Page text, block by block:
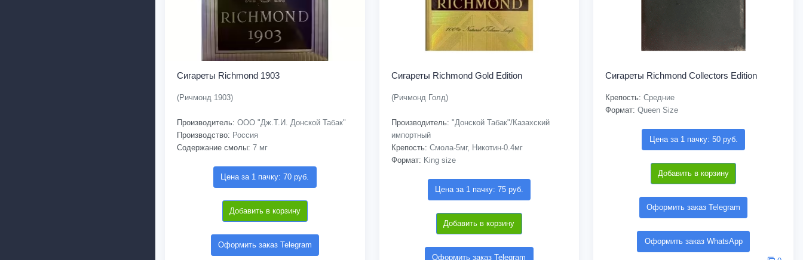
Сигареты Richmond 1903
(Ричмонд 1903)
Производитель: ООО "Дж.Т.И. Донской Табак"
Производство: Россия
Содержание смолы: 7 мг
Цена за 1 пачку: 70 руб.
Добавить в корзину
Оформить заказ Telegram
Сигареты Richmond Gold Edition
(Ричмонд Голд)
Производитель: "Донской Табак"/Казахский
импортный
Крепость: Смола-5мг, Никотин-0.4мг
Формат: King size
Цена за 1 пачку: 75 руб.
Добавить в корзину
Оформить заказ Telegram
Сигареты Richmond Collectors Edition
Крепость: Средние
Формат: Queen Size
Цена за 1 пачку: 50 руб.
Добавить в корзину
Оформить заказ Telegram
Оформить заказ WhatsApp